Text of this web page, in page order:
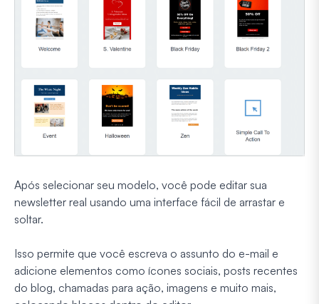
Após selecionar seu modelo, você pode editar sua
newsletter real usando uma interface fácil de arrastar e
soltar.
Isso permite que você escreva o assunto do e-mail e
adicione elementos como ícones sociais, posts recentes
do blog, chamadas para ação, imagens e muito mais,